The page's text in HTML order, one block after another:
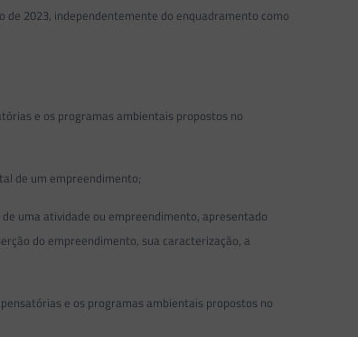
2023, independentemente do enquadramento como
e os programas ambientais propostos no
de um empreendimento;
uma atividade ou empreendimento, apresentado
do empreendimento, sua caracterização, a
e os programas ambientais propostos no